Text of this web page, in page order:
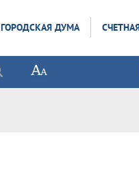
ГОРОДСКАЯ ДУМА